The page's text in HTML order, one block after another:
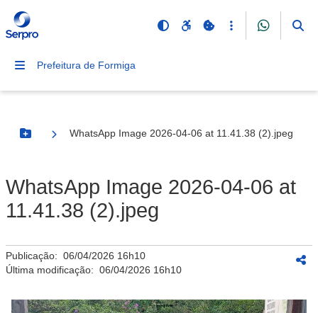
Prefeitura de Formiga
Botão Menu
WhatsApp Image 2026-04-06 at 11.41.38 (2).jpeg
WhatsApp Image 2026-04-06 at
11.41.38 (2).jpeg
Publicação: 06/04/2026 16h10
Última modificação: 06/04/2026 16h10